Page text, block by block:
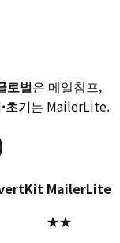
로벌은 메일침프,
초기는 MailerLite.
MailerLite
★★